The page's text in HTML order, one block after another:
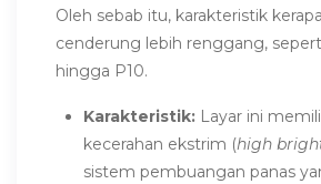
Oleh sebab itu, karakteristik
cenderung lebih renggang,
hingga P10.
Karakteristik: Layar ini
kecerahan ekstrim (high
sistem pembuangan panas